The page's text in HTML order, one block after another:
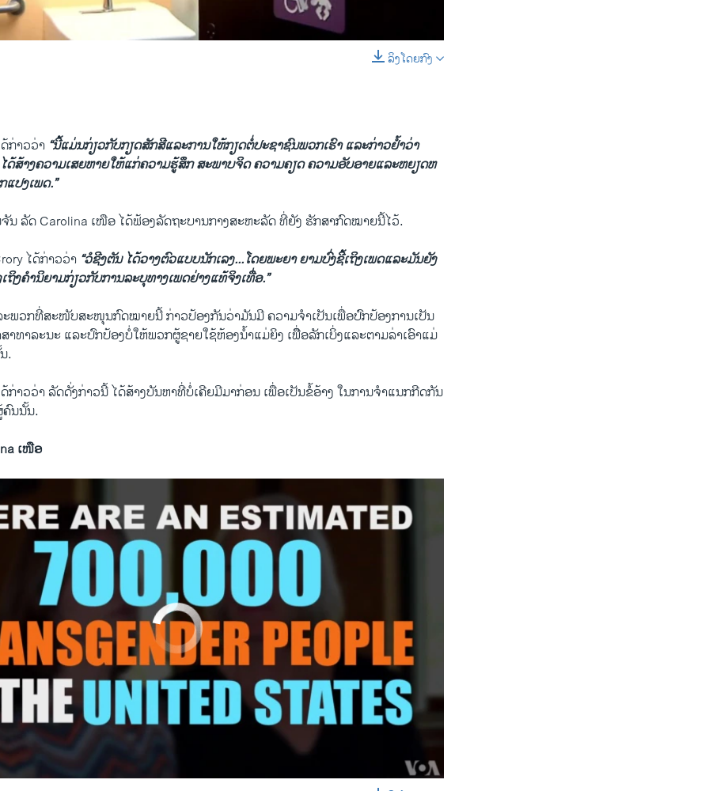
SHARE
ລິງໂດຍກົງ
ກ່າວ​ວ່າ “ນີ້​ແມ່ນ​ກ່ຽວ​ກັບກຽດ​ສັກ​ສີແລະ​ການໃຫ້​ກຽດຕໍ່ປະຊາຊົນ​ພວກ​ເຮົາ ​ແລະ​ກ່າວ​ຢ້ຳວ່າ ​
ສ້າງ​ຄວາມ​ເສຍຫາຍໃຫ້​ແກ່ຄວາມ​ຮູ້ສຶກ ສະພາບຈິດ ຄວາມຄຽດ ຄວາມອັບອາຍ​ແລະຫຍຽດຫ
ປງ​ເພດ.”
ລັດ Carolina ​ເໜືອ ໄດ້​ຟ້ອງ​ລັດຖະບານ​ກາງສະຫະລັດ ທີ່​ຍັງ ຮັກສາ​ກົດໝາຍ​ນີ້​ໄວ້.
ໄດ້​ກ່າວ​ວ່າ “ວໍ​ຊີງ​ຕັນ ​ໄດ້ວາງ​ຕົວ​ແບບ​ນັກ​ເລງ...​ໂດຍພະຍາ ຍາມ​ບົ່ງ​ຊີ້​ເຖິງ​ເພດ​ແລະ​ມັນ​ຍັງ​
ງ​ຄຳ​ນິຍາມ​ກ່ຽວ​ກັບ​ການ​ລະບຸ​ທາງ​ເພດຢ່າງແທ້​ຈິງເທື່ອ.”
ະ​ພວກ​ທີ່​ສະໜັບສະ​ໜຸນ​ກົດໝາຍ​ນີ້ ກ່າວ​ປ້ອງກັນວ່າ​ມັນ​ມີ ຄວາມ​ຈຳ​ເປັນ​ເພື່ອ​ປົກ​ປ້ອງການ​ເປັນ​
າທາລະນະ ​ແລະ​ປົກ​ປ້ອ​ງບໍ່​ໃຫ້ພວກ​ຜູ້​ຊາຍ​ໃຊ້​ຫ້ອງ​ນ້ຳ​ແມ່ຍິງ ​ເພື່ີອລັກ​ເບິ່ງ​ແລະ​ຕາມ​ລ່າ​ເອົາແມ່
.
ກ່າວ​ວ່າ ລັດ​ດັ່ງກ່າວ​ນີ້ ​ໄດ້​ສ້າງ​ບັນຫາທີ່​ບໍ່​ເຄີຍ​ມີ​ມາ​ກ່ອນ​ ເພື່ອ​ເປັນ​ຂໍ້​ອ້າງ​ ​ໃນ​ການຈຳ​ແນ​ກ​ກີດ​ກັນ
ນນັ້ນ.
ເໜືອ
ວີໂອເອລາວ
No media source currently available